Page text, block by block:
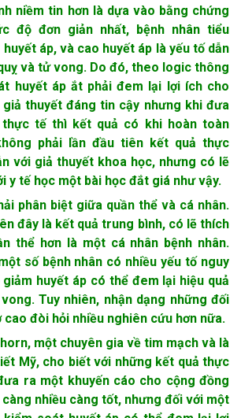
niềm tin hơn là dựa vào bằng chứng
độ đơn giản nhất, bệnh nhân tiểu
áp, và cao huyết áp là yếu tố dẫn
và tử vong. Do đó, theo logic thông
huyết áp ắt phải đem lại lợi ích cho
giả thuyết đáng tin cậy nhưng khi đưa
tế thì kết quả có khi hoàn toàn
phải lần đầu tiên kết quả thực
với giả thuyết khoa học, nhưng có lẽ
y tế học một bài học đắt giá như vậy.
phân biệt giữa quần thể và cá nhân.
đây là kết quả trung bình, có lẽ thích
thể hơn là một cá nhân bệnh nhân.
số bệnh nhân có nhiều yếu tố nguy
huyết áp có thể đem lại hiệu quả
Tuy nhiên, nhận dạng những đối
đòi hỏi nhiều nghiên cứu hơn nữa.
một chuyên gia về tim mạch và là
Mỹ, cho biết với những kết quả thực
ra một khuyến cáo cho cộng đồng
nhiều càng tốt, nhưng đối với một